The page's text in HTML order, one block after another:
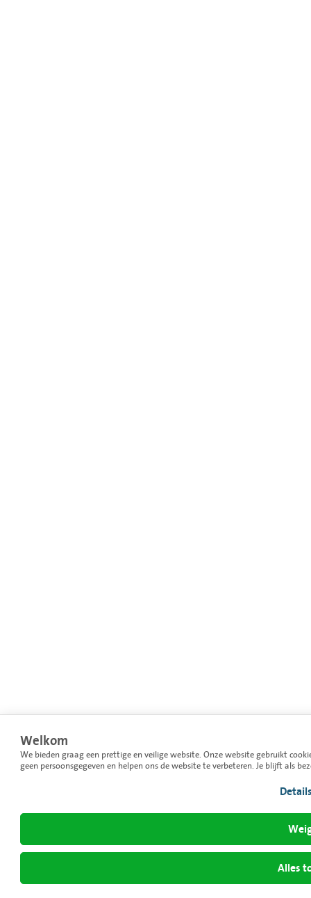
Welkom
We bieden graag een prettige en veilige website. Onze website gebruikt
geen persoonsgegeven en helpen ons de website te verbeteren. Je blijft als
Alles